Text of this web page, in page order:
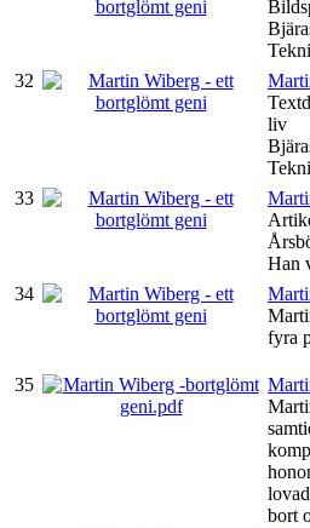
32
liv
33
Han
34
fyra
35
bort